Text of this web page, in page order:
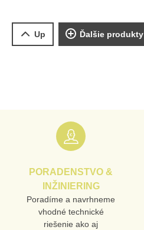
Up Ďalšie produkty
PORADENSTVO &
INŽINIERING
Poradíme a navrhneme
vhodné technické
riešenie ako aj